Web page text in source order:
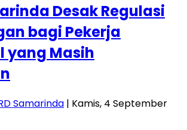
Desak Regulasi
bagi Pekerja
yang Masih
Samarinda | Kamis, 4 September